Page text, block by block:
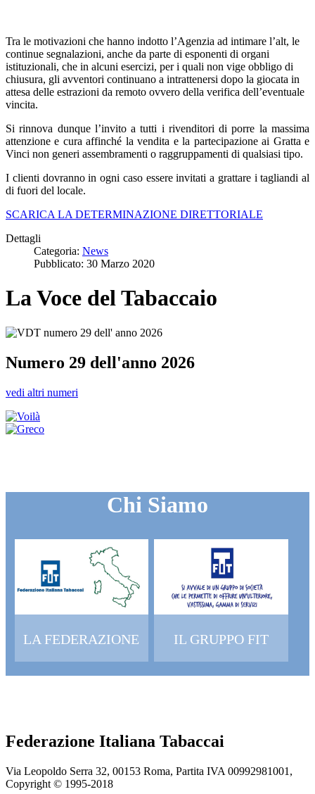
Tra le motivazioni che hanno indotto l’Agenzia ad intimare l’alt, le
continue segnalazioni, anche da parte di esponenti di organi
istituzionali, che in alcuni esercizi, per i quali non vige obbligo di
chiusura, gli avventori continuano a intrattenersi dopo la giocata in
attesa delle estrazioni da remoto ovvero della verifica dell’eventuale
vincita.
Si rinnova dunque l’invito a tutti i rivenditori di porre la massima
attenzione e cura affinché la vendita e la partecipazione ai Gratta e
Vinci non generi assembramenti o raggruppamenti di qualsiasi tipo.
I clienti dovranno in ogni caso essere invitati a grattare i tagliandi al
di fuori del locale.
SCARICA LA DETERMINAZIONE DIRETTORIALE
Dettagli
Categoria: News
Pubblicato: 30 Marzo 2020
La Voce del Tabaccaio
Numero 29 dell'anno 2026
vedi altri numeri
Chi Siamo
LA FEDERAZIONE IL GRUPPO FIT
Federazione Italiana Tabaccai
Via Leopoldo Serra 32, 00153 Roma, Partita IVA 00992981001,
Copyright © 1995-2018